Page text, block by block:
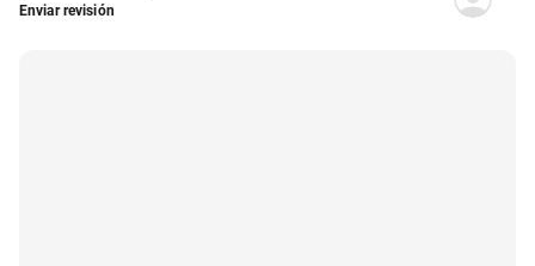
Enviar revisión